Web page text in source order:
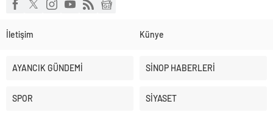
İletişim Künye
AYANCIK GÜNDEMİ SİNOP HABERLERİ
SPOR SİYASET